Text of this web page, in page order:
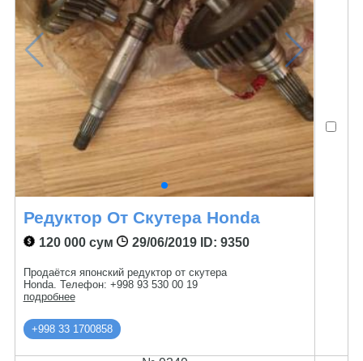
Редуктор От Скутера Honda
120 000 сум 29/06/2019ID: 9350
Продаётся японский редуктор от скутера
Honda. Телефон: +998 93 530 00 19
подробнее
+998 33 1700858